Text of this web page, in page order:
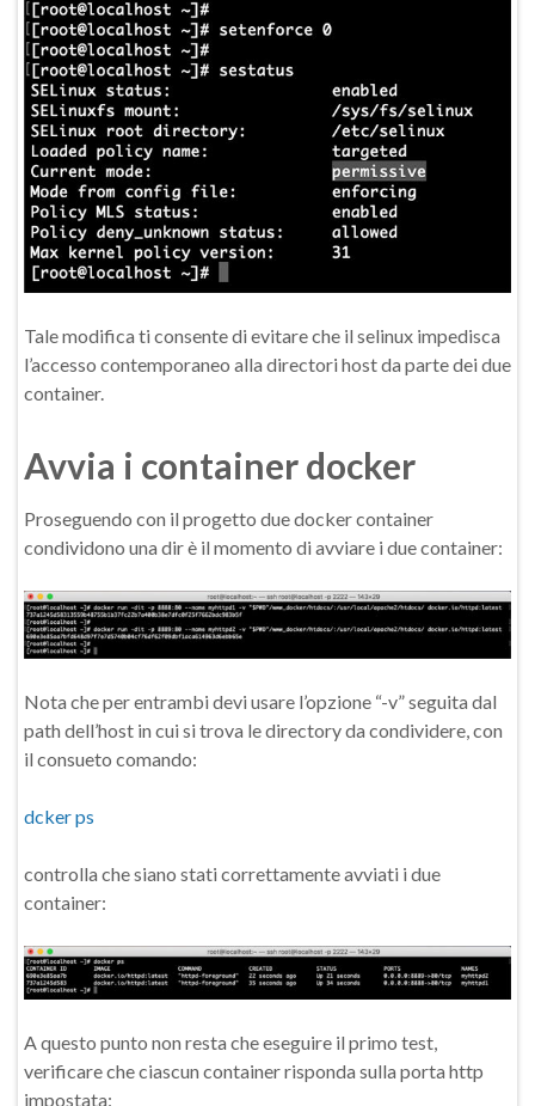
Tale modifica ti consente di evitare che il selinux impedisca
l’accesso contemporaneo alla directori host da parte dei due
container.
Avvia i container docker
Proseguendo con il progetto due docker container
condividono una dir è il momento di avviare i due container:
Nota che per entrambi devi usare l’opzione “-v” seguita dal
path dell’host in cui si trova le directory da condividere, con
il consueto comando:
dcker ps
controlla che siano stati correttamente avviati i due
container:
A questo punto non resta che eseguire il primo test,
verificare che ciascun container risponda sulla porta http
impostata: